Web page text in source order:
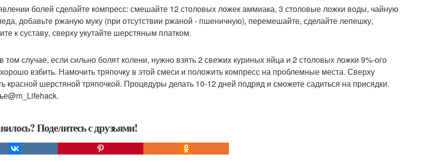
болей сделайте компресс: смешайте 12 столовых ложек аммиака, 3 столовые ложки воды, чайную
добавьте ржаную муку (при отсутствии ржаной - пшеничную), перемешайте, сделайте лепешку,
к суставу, сверху укутайте шерстяным платком.
том случае, если сильно болят колени, нужно взять 2 свежих куриных яйца и 2 столовых ложки 9%-ого
хорошо взбить. Намочить тряпочку в этой смеси и положить компресс на проблемные места. Сверху
красной шерстяной тряпочкой. Процедуры делать 10-12 дней подряд и сможете садиться на присядки.
Поделитесь с друзьями!